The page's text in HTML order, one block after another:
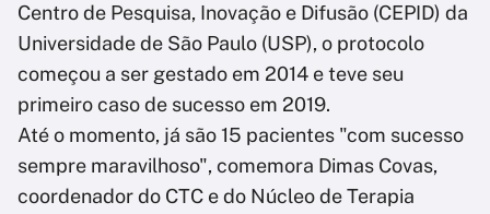
Centro de Pesquisa, Inovação e Difusão (CEPID) da
Universidade de São Paulo (USP), o protocolo
começou a ser gestado em 2014 e teve seu
primeiro caso de sucesso em 2019.
Até o momento, já são 15 pacientes "com sucesso
sempre maravilhoso", comemora Dimas Covas,
coordenador do CTC e do Núcleo de Terapia